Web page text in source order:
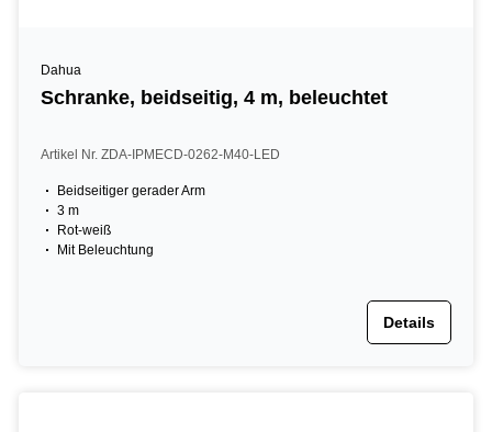
Dahua
Schranke, beidseitig, 4 m, beleuchtet
Artikel Nr. ZDA-IPMECD-0262-M40-LED
Beidseitiger gerader Arm
3 m
Rot-weiß
Mit Beleuchtung
Details